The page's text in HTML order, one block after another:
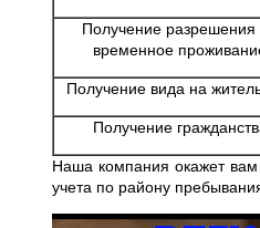
Получение разрешения
временное
Получение вида на
Получение
Наша компания окажет вам
учета по району